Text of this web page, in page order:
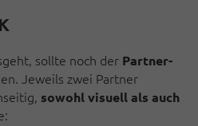
sollte noch der Partner­
Jeweils zwei Partner
sowohl visuell als auch